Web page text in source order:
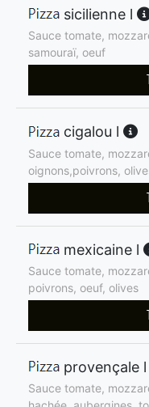
sicilienne l
Sauce tomate,
samouraï, oeuf
cigalou l
Sauce tomate,
oignons,poivrons,
mexicaine l
Sauce tomate,
poivrons, oeuf, olives
provençale l
Sauce tomate,